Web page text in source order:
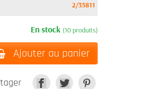
2/35811
En stock (10 produits)
Ajouter au panier